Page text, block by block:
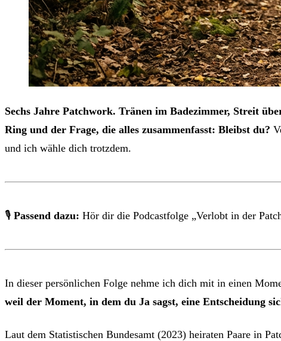
Sechs Jahre Patchwork. Tränen im Badezimmer, Streit
Ring und der Frage, die alles zusammenfasst: Bleibst du?
und ich wähle dich trotzdem.
🎙 Passend dazu: Hör dir die Podcastfolge „Verlobt in der
In dieser persönlichen Folge nehme ich dich mit in einen
weil der Moment, in dem du Ja sagst, eine Entscheidung
Laut dem Statistischen Bundesamt (2023) heiraten Paare in